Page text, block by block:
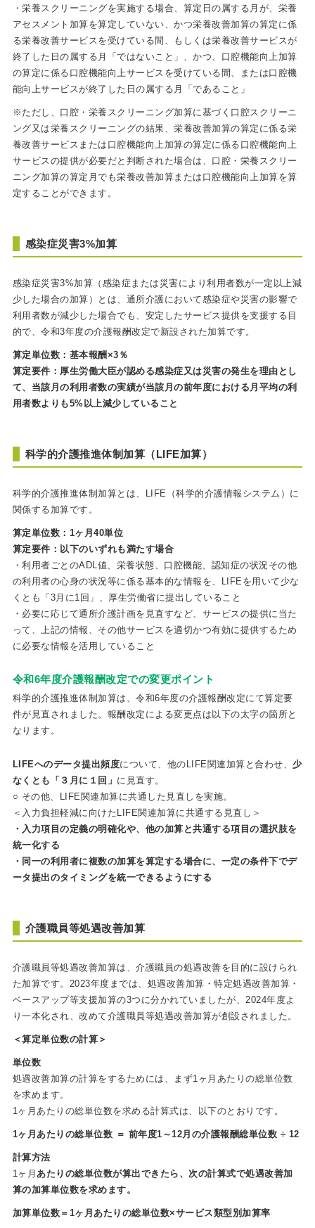
・栄養スクリーニングを実施する場合、算定日の属する月が、栄養
アセスメント加算を算定していない、かつ栄養改善加算の算定に係
る栄養改善サービスを受けている間、もしくは栄養改善サービスが
終了した日の属する月「ではないこと」、かつ、口腔機能向上加算
の算定に係る口腔機能向上サービスを受けている間、または口腔機
能向上サービスが終了した日の属する月「であること」
※ただし、口腔・栄養スクリーニング加算に基づく口腔スクリーニ
ング又は栄養スクリーニングの結果、栄養改善加算の算定に係る栄
養改善サービスまたは口腔機能向上加算の算定に係る口腔機能向上
サービスの提供が必要だと判断された場合は、口腔・栄養スクリー
ニング加算の算定月でも栄養改善加算または口腔機能向上加算を算
定することができます。
感染症災害3%加算
感染症災害3%加算（感染症または災害により利用者数が一定以上減
少した場合の加算）とは、通所介護において感染症や災害の影響で
利用者数が減少した場合でも、安定したサービス提供を支援する目
的で、令和3年度の介護報酬改定で新設された加算です。
算定単位数：基本報酬×3％
算定要件：厚生労働大臣が認める感染症又は災害の発生を理由とし
て、当該月の利用者数の実績が当該月の前年度における月平均の利
用者数よりも5%以上減少していること
科学的介護推進体制加算（LIFE加算）
科学的介護推進体制加算とは、LIFE（科学的介護情報システム）に
関係する加算です。
算定単位数：1ヶ月40単位
算定要件：以下のいずれも満たす場合
・利用者ごとのADL値、栄養状態、口腔機能、認知症の状況その他
の利用者の心身の状況等に係る基本的な情報を、LIFEを用いて少な
くとも「3月に1回」、厚生労働省に提出していること
・必要に応じて通所介護計画を見直すなど、サービスの提供に当た
って、上記の情報、その他サービスを適切かつ有効に提供するため
に必要な情報を活用していること
令和6年度介護報酬改定での変更ポイント
科学的介護推進体制加算は、令和6年度の介護報酬改定にて算定要
件が見直されました。報酬改定による変更点は以下の太字の箇所と
なります。
LIFEへのデータ提出頻度について、他のLIFE関連加算と合わせ、少
なくとも「３月に１回」 に見直す。
○ その他、LIFE関連加算に共通した見直しを実施。
＜入力負担軽減に向けたLIFE関連加算に共通する見直し＞
・入力項目の定義の明確化や、他の加算と共通する項目の選択肢を
統一化する
・同一の利用者に複数の加算を算定する場合に、一定の条件下でデ
ータ提出のタイミングを統一できるようにする
介護職員等処遇改善加算
介護職員等処遇改善加算は、介護職員の処遇改善を目的に設けられ
た加算です。2023年度までは、処遇改善加算・特定処遇改善加算・
ベースアップ等支援加算の3つに分かれていましたが、2024年度よ
り一本化され、改めて介護職員等処遇改善加算が創設されました。
＜算定単位数の計算＞
単位数
処遇改善加算の計算をするためには、まず1ヶ月あたりの総単位数
を求めます。
1ヶ月あたりの総単位数を求める計算式は、以下のとおりです。
1ヶ月あたりの総単位数 ＝ 前年度1～12月の介護報酬総単位数 ÷ 12
計算方法
1ヶ月 あたりの総単位数が算出できたら、次の計算式で処遇改善加
算の加算単位数を求めます。
加算単位数＝1ヶ月あたりの総単位数×サービス類型別加算率